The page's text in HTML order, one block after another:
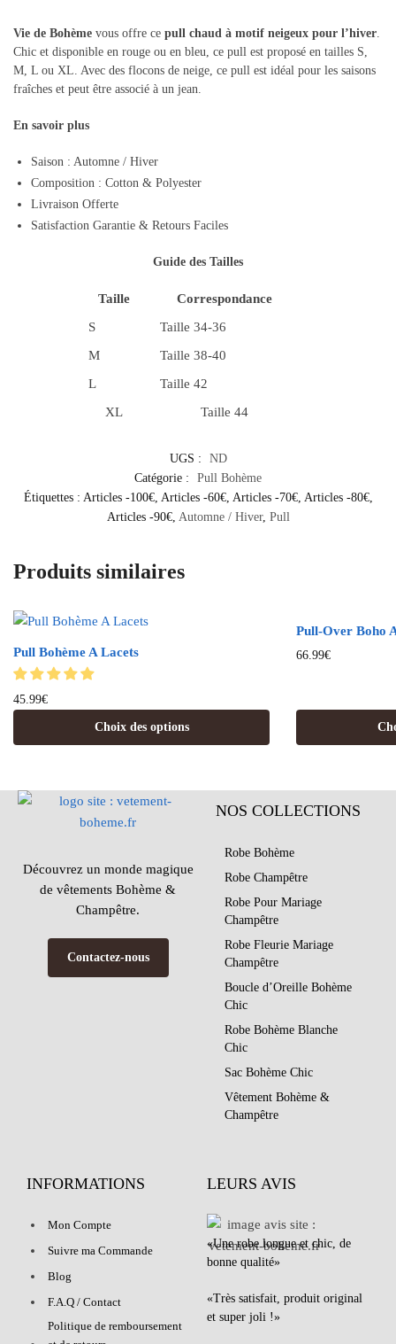
Vie de Bohème vous offre ce pull chaud à motif neigeux pour l’hiver.
Chic et disponible en rouge ou en bleu, ce pull est proposé en tailles S,
M, L ou XL. Avec des flocons de neige, ce pull est idéal pour les saisons
fraîches et peut être associé à un jean.
En savoir plus
Saison : Automne / Hiver
Composition : Cotton & Polyester
Livraison Offerte
Satisfaction Garantie & Retours Faciles
Guide des Tailles
Taille
Correspondance
S
Taille 34-36
M
Taille 38-40
L
Taille 42
XL
Taille 44
UGS :
ND
Catégorie :
Pull Bohème
Étiquettes : Articles -100€, Articles -60€, Articles -70€, Articles -80€,
Articles -90€, Automne / Hiver, Pull
Produits similaires
Pull Bohème A Lacets
45.99€
Choix des options
Pull-Over Boho
66.99€
Découvrez un monde magique
de vêtements Bohème &
Champêtre.
Contactez-nous
NOS COLLECTIONS
Robe Bohème
Robe Champêtre
Robe Pour Mariage
Champêtre
Robe Fleurie Mariage
Champêtre
Boucle d’Oreille Bohème
Chic
Robe Bohème Blanche
Chic
Sac Bohème Chic
Vêtement Bohème &
Champêtre
INFORMATIONS
Mon Compte
Suivre ma Commande
Blog
F.A.Q / Contact
Politique de remboursement
LEURS AVIS
«Une robe longue et chic, de
bonne qualité»
«Très satisfait, produit original
et super joli !»